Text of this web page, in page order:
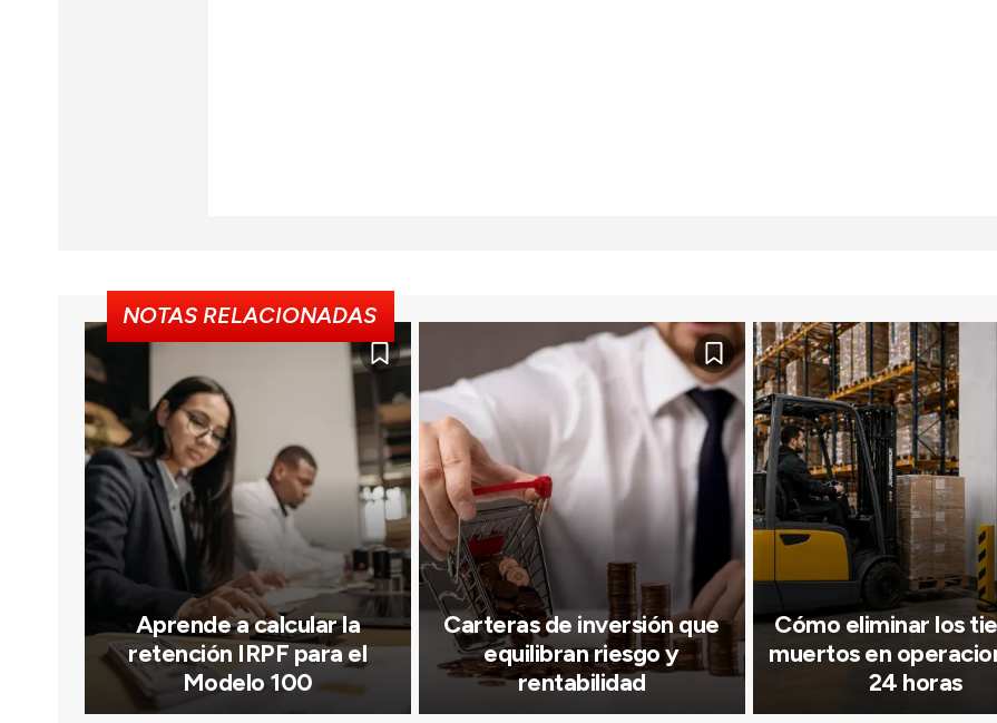
NOTAS RELACIONADAS
Aprende a calcular la
retención IRPF para el
Modelo 100
Carteras de inversión que
equilibran riesgo y
rentabilidad
Cómo eliminar los
muertos en
24 horas